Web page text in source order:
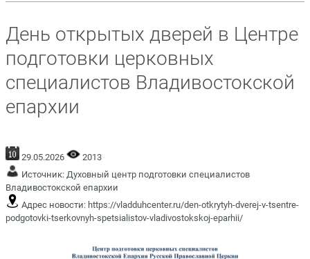
День открытых дверей в Центре
подготовки церковных
специалистов Владивостокской
епархии
29.05.2026
2013
Источник: Духовный центр подготовки специалистов
Владивостокской епархии
Адрес новости: https://vladduhcenter.ru/den-otkrytyh-dverej-v-tsentre-
podgotovki-tserkovnyh-spetsialistov-vladivostokskoj-eparhii/